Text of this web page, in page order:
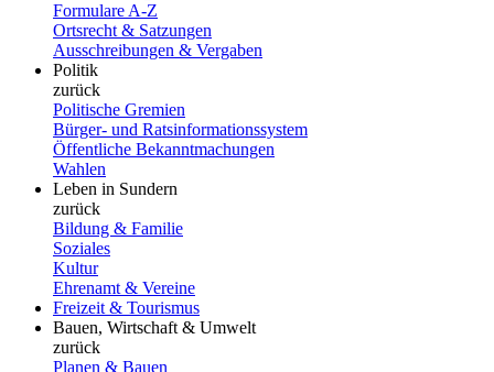
Formulare A-Z
Ortsrecht & Satzungen
Ausschreibungen & Vergaben
Politik
zurück
Politische Gremien
Bürger- und Ratsinformationssystem
Öffentliche Bekanntmachungen
Wahlen
Leben in Sundern
zurück
Bildung & Familie
Soziales
Kultur
Ehrenamt & Vereine
Freizeit & Tourismus
Bauen, Wirtschaft & Umwelt
zurück
Planen & Bauen